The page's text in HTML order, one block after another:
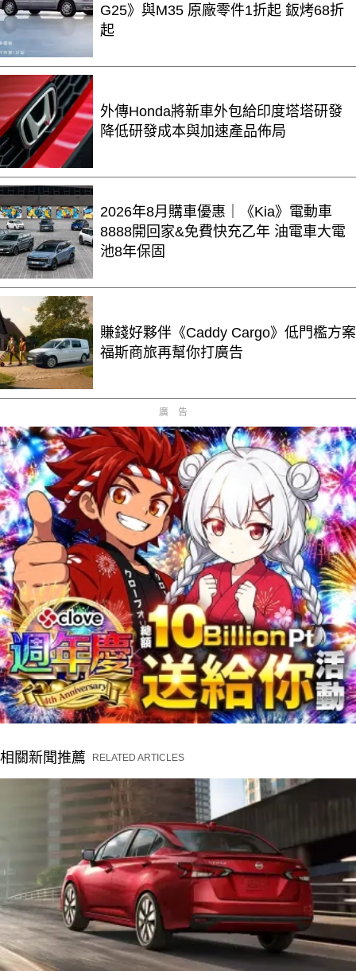
G25》與M35 原廠零件1折起 鈑烤68折
起
外傳Honda將新車外包給印度塔塔研發
降低研發成本與加速產品佈局
2026年8月購車優惠｜《Kia》電動車
8888開回家&免費快充乙年 油電車大電
池8年保固
賺錢好夥伴《Caddy Cargo》低門檻方案
福斯商旅再幫你打廣告
廣告
相關新聞推薦 RELATED ARTICLES